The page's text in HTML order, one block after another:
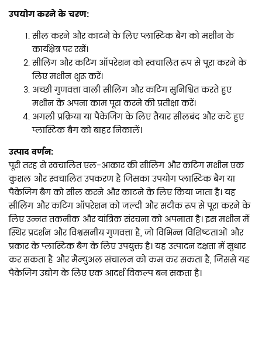
उपयोग करने के चरण:
सील करने और काटने के लिए प्लास्टिक बैग को मशीन के
कार्यक्षेत्र पर रखें।
सीलिंग और कटिंग ऑपरेशन को स्वचालित रूप से पूरा करने के
लिए मशीन शुरू करें।
अच्छी गुणवत्ता वाली सीलिंग और कटिंग सुनिश्चित करते हुए
मशीन के अपना काम पूरा करने की प्रतीक्षा करें।
अगली प्रक्रिया या पैकेजिंग के लिए तैयार सीलबंद और कटे हुए
प्लास्टिक बैग को बाहर निकालें।
उत्पाद वर्णन:
पूरी तरह से स्वचालित एल-आकार की सीलिंग और कटिंग मशीन एक
कुशल और स्वचालित उपकरण है जिसका उपयोग प्लास्टिक बैग या
पैकेजिंग बैग को सील करने और काटने के लिए किया जाता है। यह
सीलिंग और कटिंग ऑपरेशन को जल्दी और सटीक रूप से पूरा करने के
लिए उन्नत तकनीक और यांत्रिक संरचना को अपनाता है। इस मशीन में
स्थिर प्रदर्शन और विश्वसनीय गुणवत्ता है, जो विभिन्न विशिष्टताओं और
प्रकार के प्लास्टिक बैग के लिए उपयुक्त है। यह उत्पादन दक्षता में सुधार
कर सकता है और मैन्युअल संचालन को कम कर सकता है, जिससे यह
पैकेजिंग उद्योग के लिए एक आदर्श विकल्प बन सकता है।